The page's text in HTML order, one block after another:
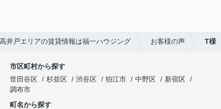
井戸エリアの賃貸情報は福一ハウジング お客様の声 T様
市区町村から探す
世田谷区
杉並区 渋谷区 狛江市 中野区
新宿区
調布市
町名から探す